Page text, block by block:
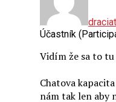
Účastník
Vidím že sa to
Chatova
nám tak len aby